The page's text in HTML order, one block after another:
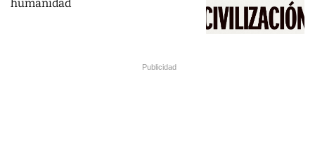
humanidad
Publicidad